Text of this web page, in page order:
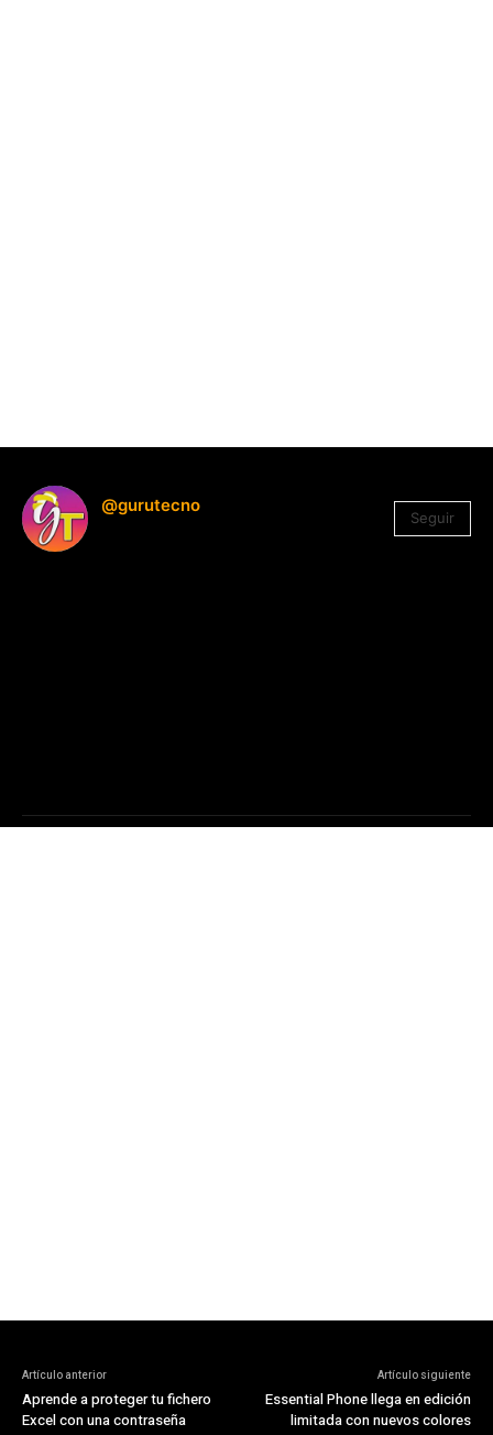
@gurutecno
Seguir
Artículo anterior
Aprende a proteger tu fichero
Excel con una contraseña
Artículo siguiente
Essential Phone llega en edición
limitada con nuevos colores